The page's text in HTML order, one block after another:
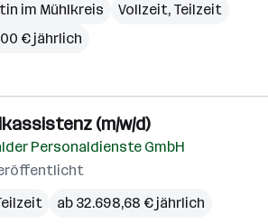
im Mühlkreis
Vollzeit, Teilzeit
€ jährlich
(m/w/d)
Personaldienste GmbH
ab 32.698,68 € jährlich